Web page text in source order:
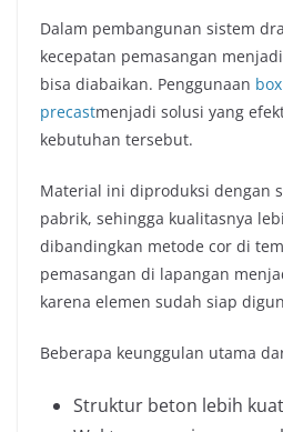
Dalam pembangunan sistem
kecepatan pemasangan
bisa diabaikan. Penggunaan
precastmenjadi solusi yang
kebutuhan tersebut.
Material ini diproduksi dengan
pabrik, sehingga kualitasnya
dibandingkan metode cor di
pemasangan di lapangan
karena elemen sudah siap
Beberapa keunggulan utama
Struktur beton lebih